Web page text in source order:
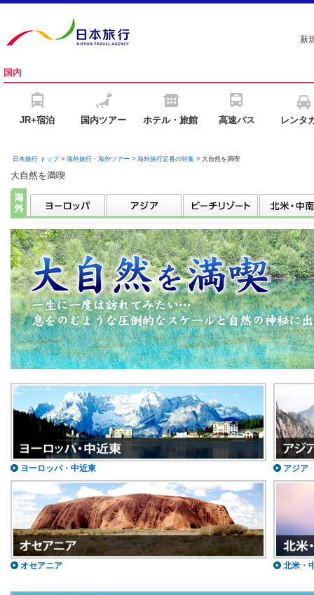
新
国内
JR+宿泊 国内ツアー ホテル・旅館 高速バス レンタ
日本旅行 トップ> 海外旅行・海外ツアー> 海外旅行定番の特集> 大自然を満喫
大自然を満喫
ヨーロッパ・中近東 アジア
オセアニア 北米・